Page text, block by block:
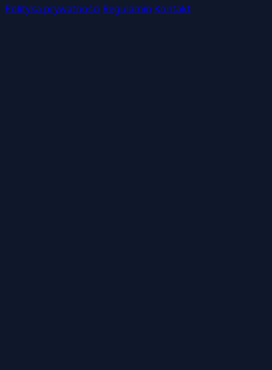
Polityka prywatności Regulamin Kontakt